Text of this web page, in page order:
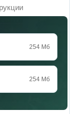
254 Мб
254 Мб